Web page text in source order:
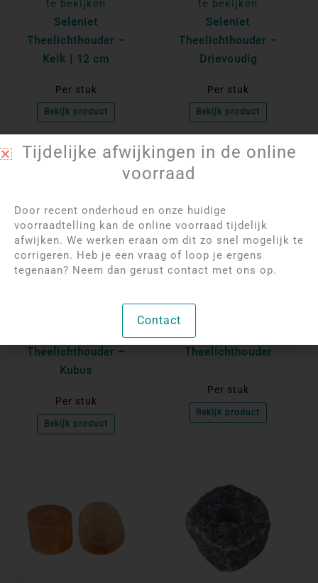
te bekijken
Seleniet
Theelichthouder –
Kelk | 12 cm
Per stuk
Bekijk product
te bekijken
Seleniet
Theelichthouder –
Drievoudig
Per stuk
Bekijk product
Theelichthouder –
Kubus
Per stuk
Bekijk product
NIET OP VOORRAAD
Rozenkwarts
Theelichthouder
Per stuk
Bekijk product
Tijdelijke afwijkingen in de online
voorraad
Door recent onderhoud en onze huidige
voorraadtelling kan de online voorraad tijdelijk
afwijken. We werken eraan om dit zo snel mogelijk te
corrigeren. Heb je een vraag of loop je ergens
tegenaan? Neem dan gerust contact met ons op.
Contact